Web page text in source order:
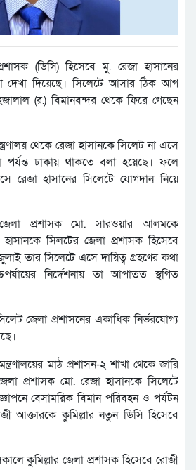
(ডিসি) হিসেবে মু. রেজা হাসানের
দেখা দিয়েছে। সিলেটে আসার ঠিক আগ
(র.) বিমানবন্দর থেকে ফিরে গেছেন
থেকে রেজা হাসানকে সিলেট না এসে
পর্যন্ত ঢাকায় থাকতে বলা হয়েছে। ফলে
রেজা হাসানের সিলেটে যোগদান নিয়ে
প্রশাসক মো. সারওয়ার আলমকে
হাসানকে সিলটের জেলা প্রশাসক হিসেবে
তার সিলেটে এসে দায়িত্ব গ্রহণের কথা
নির্দেশনায় তা আপাতত স্থগিত
জেলা প্রশাসনের একাধিক নির্ভরযোগ্য
মাঠ প্রশাসন-২ শাখা থেকে জারি
প্রশাসক মো. রেজা হাসানকে সিলেটে
বেসামরিক বিমান পরিবহন ও পর্যটন
আক্তারকে কুমিল্লার নতুন ডিসি হিসেবে
কুমিল্লার জেলা প্রশাসক হিসেবে রোজী